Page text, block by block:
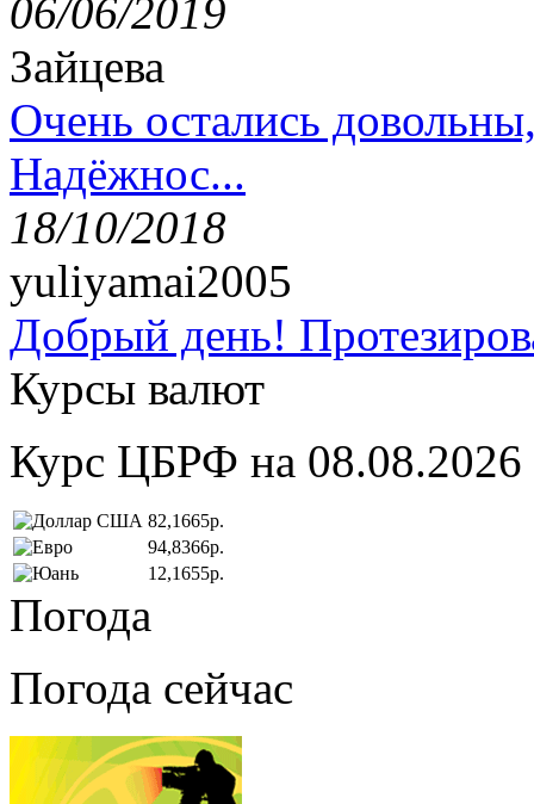
06/06/2019
Зайцева
Очень остались
Надёжнос...
18/10/2018
yuliyamai2005
Добрый день!
Курсы валют
Курс ЦБРФ на 08.08.2026
82,1665р.
94,8366р.
12,1655р.
Погода
Погода сейчас